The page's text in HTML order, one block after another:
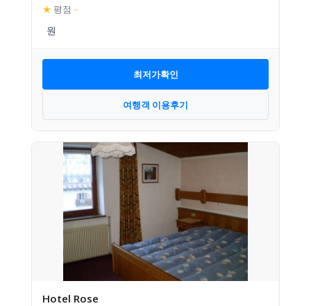
★ 평점 –
최저가확인
여행객 이용후기
Hotel Rose